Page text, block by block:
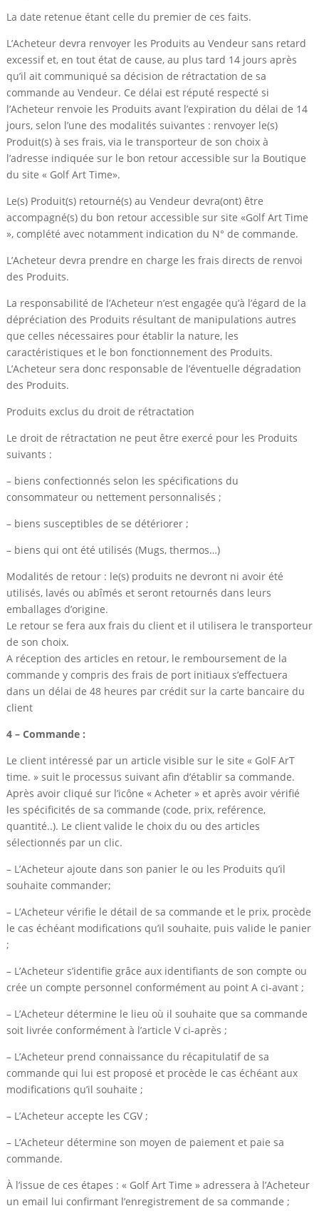
La date retenue étant celle du premier de ces faits.
L’Acheteur devra renvoyer les Produits au Vendeur sans retard
excessif et, en tout état de cause, au plus tard 14 jours après
qu’il ait communiqué sa décision de rétractation de sa
commande au Vendeur. Ce délai est réputé respecté si
l’Acheteur renvoie les Produits avant l’expiration du délai de 14
jours, selon l’une des modalités suivantes : renvoyer le(s)
Produit(s) à ses frais, via le transporteur de son choix à
l’adresse indiquée sur le bon retour accessible sur la Boutique
du site « Golf Art Time».
Le(s) Produit(s) retourné(s) au Vendeur devra(ont) être
accompagné(s) du bon retour accessible sur site «Golf Art Time
», complété avec notamment indication du N° de commande.
L’Acheteur devra prendre en charge les frais directs de renvoi
des Produits.
La responsabilité de l’Acheteur n’est engagée qu’à l’égard de la
dépréciation des Produits résultant de manipulations autres
que celles nécessaires pour établir la nature, les
caractéristiques et le bon fonctionnement des Produits.
L’Acheteur sera donc responsable de l’éventuelle dégradation
des Produits.
Produits exclus du droit de rétractation
Le droit de rétractation ne peut être exercé pour les Produits
suivants :
– biens confectionnés selon les spécifications du
consommateur ou nettement personnalisés ;
– biens susceptibles de se détériorer ;
– biens qui ont été utilisés (Mugs, thermos…)
Modalités de retour : le(s) produits ne devront ni avoir été
utilisés, lavés ou abîmés et seront retournés dans leurs
emballages d’origine.
Le retour se fera aux frais du client et il utilisera le transporteur
de son choix.
A réception des articles en retour, le remboursement de la
commande y compris des frais de port initiaux s’effectuera
dans un délai de 48 heures par crédit sur la carte bancaire du
client
4 – Commande :
Le client intéressé par un article visible sur le site « GolF ArT
time. » suit le processus suivant afin d’établir sa commande.
Après avoir cliqué sur l’icône « Acheter » et après avoir vérifié
les spécificités de sa commande (code, prix, reférence,
quantité..). Le client valide le choix du ou des articles
sélectionnés par un clic.
– L’Acheteur ajoute dans son panier le ou les Produits qu’il
souhaite commander;
– L’Acheteur vérifie le détail de sa commande et le prix, procède
le cas échéant modifications qu’il souhaite, puis valide le panier
;
– L’Acheteur s’identifie grâce aux identifiants de son compte ou
crée un compte personnel conformément au point A ci-avant ;
– L’Acheteur détermine le lieu où il souhaite que sa commande
soit livrée conformément à l’article V ci-après ;
– L’Acheteur prend connaissance du récapitulatif de sa
commande qui lui est proposé et procède le cas échéant aux
modifications qu’il souhaite ;
– L’Acheteur accepte les CGV ;
– L’Acheteur détermine son moyen de paiement et paie sa
commande.
À l’issue de ces étapes : « Golf Art Time » adressera à l’Acheteur
un email lui confirmant l’enregistrement de sa commande ;